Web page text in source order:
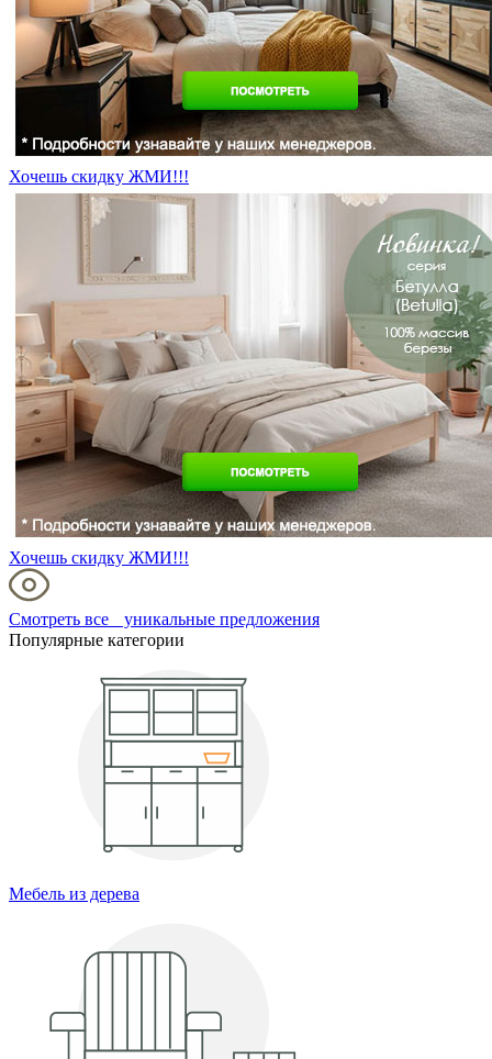
Хочешь скидку ЖМИ!!!
Хочешь скидку ЖМИ!!!
Смотреть все уникальные предложения
Популярные категории
Мебель из дерева